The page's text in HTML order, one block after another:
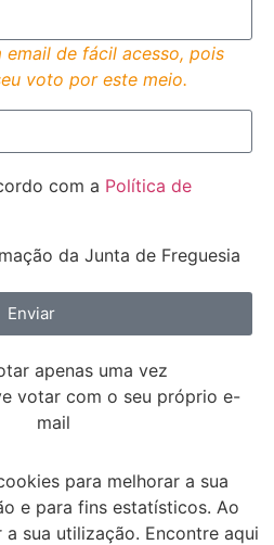
email de fácil acesso, pois
voto por este meio.
com a Política de
da Junta de Freguesia
Enviar
apenas uma vez
votar com o seu próprio e-
mail
para melhorar a sua
e para fins estatísticos. Ao
sua utilização. Encontre aqui